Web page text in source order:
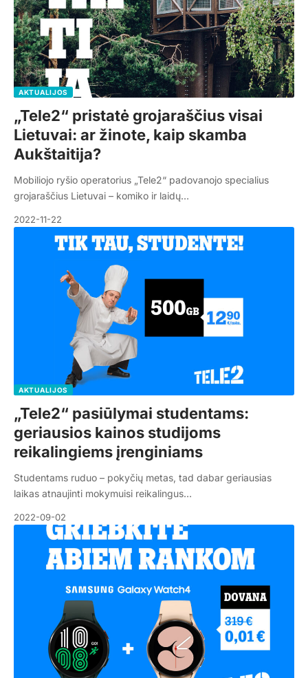
AKTUALIJOS
„Tele2“ pristatė grojaraščius visai
Lietuvai: ar žinote, kaip skamba
Aukštaitija?
Mobiliojo ryšio operatorius „Tele2“ padovanojo specialius
grojaraščius Lietuvai – komiko ir laidų…
2022-11-22
AKTUALIJOS
„Tele2“ pasiūlymai studentams:
geriausios kainos studijoms
reikalingiems įrenginiams
Studentams ruduo – pokyčių metas, tad dabar geriausias
laikas atnaujinti mokymuisi reikalingus…
2022-09-02